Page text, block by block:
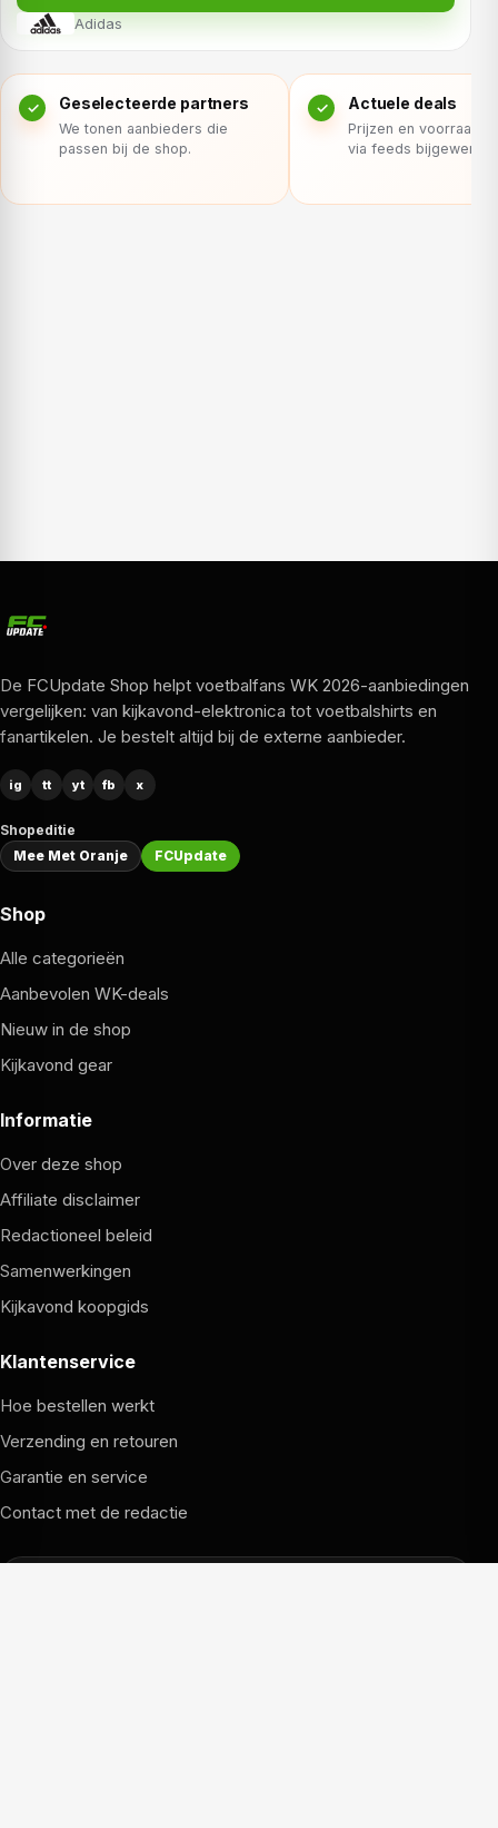
Adidas
Geselecteerde partners
We tonen aanbieders die
passen bij de shop.
Actuele deals
Prijzen en voorraad
via feeds bijgewerkt.
De FCUpdate Shop helpt voetbalfans WK 2026-aanbiedingen
vergelijken: van kijkavond-elektronica tot voetbalshirts en
fanartikelen. Je bestelt altijd bij de externe aanbieder.
ig tt yt fb x
Shopeditie
Mee Met Oranje
FCUpdate
Shop
Alle categorieën
Aanbevolen WK-deals
Nieuw in de shop
Kijkavond gear
Informatie
Over deze shop
Affiliate disclaimer
Redactioneel beleid
Samenwerkingen
Kijkavond koopgids
Klantenservice
Hoe bestellen werkt
Verzending en retouren
Garantie en service
Contact met de redactie